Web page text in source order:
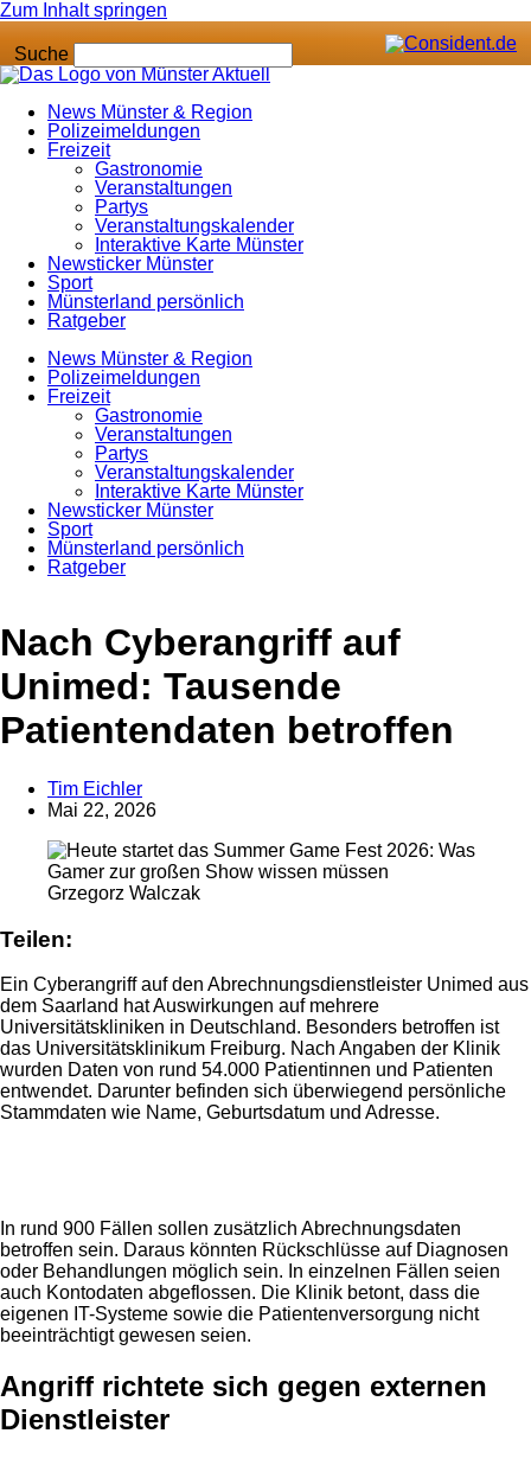
Zum Inhalt springen
Suche
News Münster & Region
Polizeimeldungen
Freizeit
Gastronomie
Veranstaltungen
Partys
Veranstaltungskalender
Interaktive Karte Münster
Newsticker Münster
Sport
Münsterland persönlich
Ratgeber
News Münster & Region
Polizeimeldungen
Freizeit
Gastronomie
Veranstaltungen
Partys
Veranstaltungskalender
Interaktive Karte Münster
Newsticker Münster
Sport
Münsterland persönlich
Ratgeber
Nach Cyberangriff auf
Unimed: Tausende
Patientendaten betroffen
Tim Eichler
Mai 22, 2026
Grzegorz Walczak
Teilen:
Ein Cyberangriff auf den Abrechnungsdienstleister Unimed aus
dem Saarland hat Auswirkungen auf mehrere
Universitätskliniken in Deutschland. Besonders betroffen ist
das Universitätsklinikum Freiburg. Nach Angaben der Klinik
wurden Daten von rund 54.000 Patientinnen und Patienten
entwendet. Darunter befinden sich überwiegend persönliche
Stammdaten wie Name, Geburtsdatum und Adresse.
In rund 900 Fällen sollen zusätzlich Abrechnungsdaten
betroffen sein. Daraus könnten Rückschlüsse auf Diagnosen
oder Behandlungen möglich sein. In einzelnen Fällen seien
auch Kontodaten abgeflossen. Die Klinik betont, dass die
eigenen IT-Systeme sowie die Patientenversorgung nicht
beeinträchtigt gewesen seien.
Angriff richtete sich gegen externen
Dienstleister